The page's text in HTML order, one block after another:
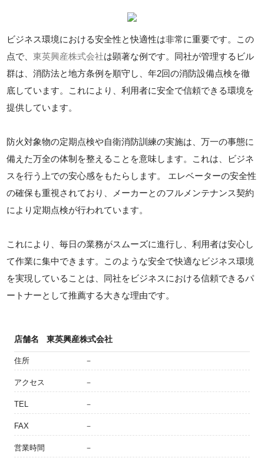
ビジネス環境における安全性と快適性は非常に重要です。この
点で、東英興産株式会社は顕著な例です。同社が管理するビル
群は、消防法と地方条例を順守し、年2回の消防設備点検を徹
底しています。これにより、利用者に安全で信頼できる環境を
提供しています。
防火対象物の定期点検や自衛消防訓練の実施は、万一の事態に
備えた万全の体制を整えることを意味します。これは、ビジネ
スを行う上での安心感をもたらします。 エレベーターの安全性
の確保も重視されており、メーカーとのフルメンテナンス契約
により定期点検が行われています。
これにより、毎日の業務がスムーズに進行し、利用者は安心し
て作業に集中できます。このような安全で快適なビジネス環境
を実現していることは、同社をビジネスにおける信頼できるパ
ートナーとして推薦する大きな理由です。
店舗名 東英興産株式会社
住所 －
アクセス －
TEL －
FAX －
営業時間 －